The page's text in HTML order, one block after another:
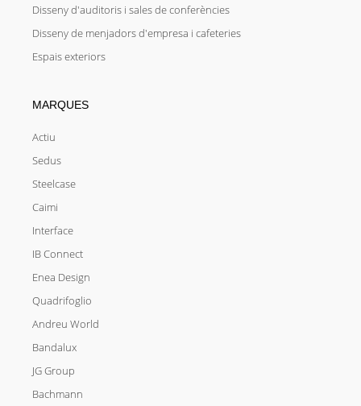
Disseny d'auditoris i sales de conferències
Disseny de menjadors d'empresa i cafeteries
Espais exteriors
MARQUES
Actiu
Sedus
Steelcase
Caimi
Interface
IB Connect
Enea Design
Quadrifoglio
Andreu World
Bandalux
JG Group
Bachmann